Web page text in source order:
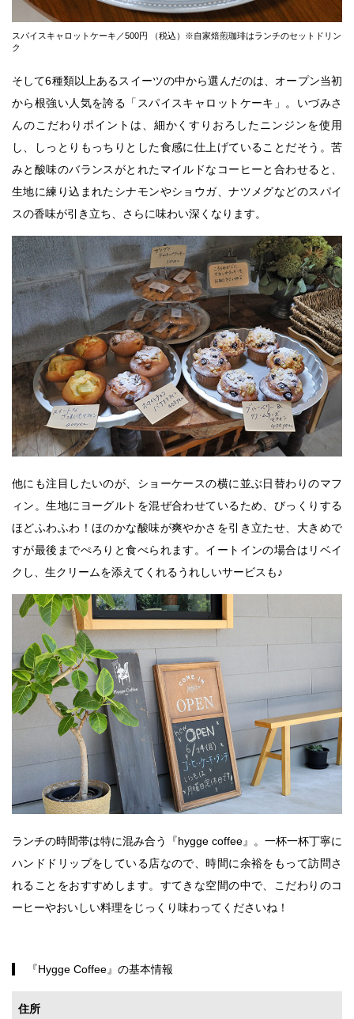
スパイスキャロットケーキ／500円 （税込）※自家焙煎珈琲はランチのセットドリン
ク
そして6種類以上あるスイーツの中から選んだのは、オープン当初
から根強い人気を誇る「スパイスキャロットケーキ」。いづみさ
んのこだわりポイントは、細かくすりおろしたニンジンを使用
し、しっとりもっちりとした食感に仕上げていることだそう。苦
みと酸味のバランスがとれたマイルドなコーヒーと合わせると、
生地に練り込まれたシナモンやショウガ、ナツメグなどのスパイ
スの香味が引き立ち、さらに味わい深くなります。
他にも注目したいのが、ショーケースの横に並ぶ日替わりのマフ
ィン。生地にヨーグルトを混ぜ合わせているため、びっくりする
ほどふわふわ！ほのかな酸味が爽やかさを引き立たせ、大きめで
すが最後までぺろりと食べられます。イートインの場合はリベイ
クし、生クリームを添えてくれるうれしいサービスも♪
ランチの時間帯は特に混み合う『hygge coffee』。一杯一杯丁寧に
ハンドドリップをしている店なので、時間に余裕をもって訪問さ
れることをおすすめします。すてきな空間の中で、こだわりのコ
ーヒーやおいしい料理をじっくり味わってくださいね！
『Hygge Coffee』の基本情報
住所